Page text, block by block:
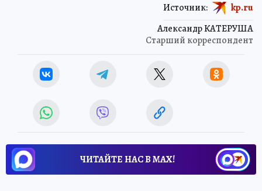
Александр КАТЕРУША
Старший корреспондент
Источник: kp.ru
ЧИТАЙТЕ НАС В МАХ!